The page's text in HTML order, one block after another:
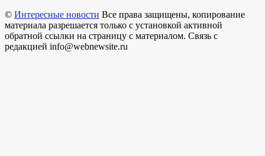
© Интересные новости Все права защищены, копирование
материала разрешается только с установкой активной
обратной ссылки на страницу с материалом. Связь с
редакцией info@webnewsite.ru